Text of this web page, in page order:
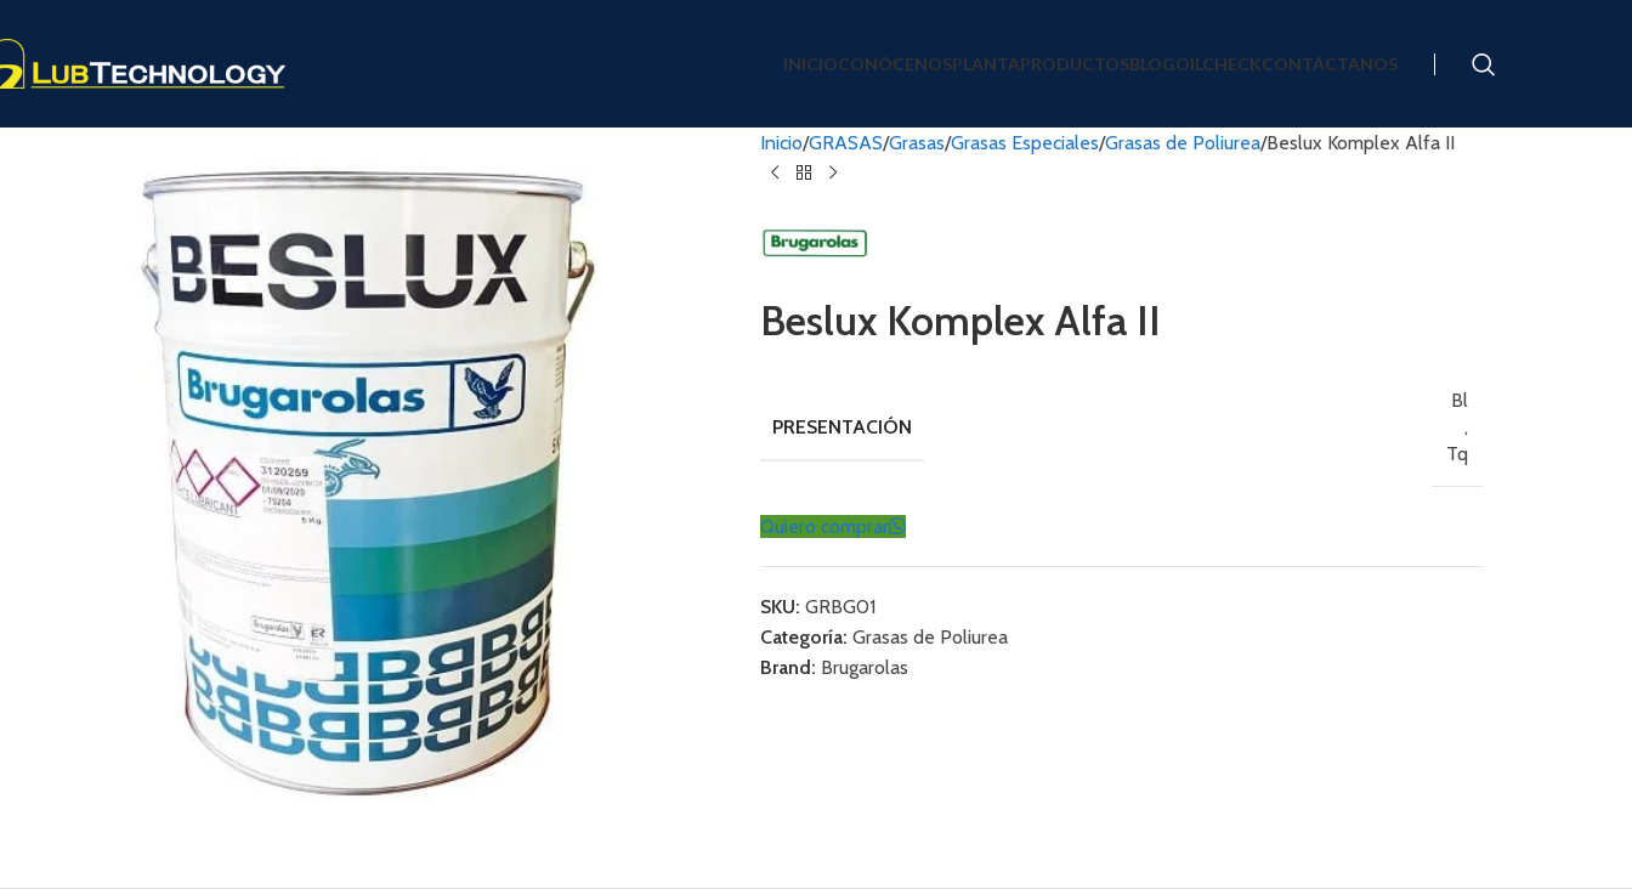
INICIOCONÓCENOSPLANTAPRODUCTOSBLOGOILCHECKCONTÁCTANOS
Inicio GRASAS Grasas Grasas Especiales Grasas de Poliurea Beslux Komplex Alfa II
Beslux Komplex Alfa II
PRESENTACIÓN
Bl
,
Tq
Quiero comprar
SKU: GRBG01
Categoría: Grasas de Poliurea
Brand: Brugarolas